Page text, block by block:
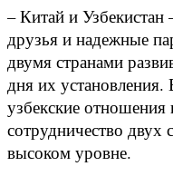
– Китай и
друзья и надежные
двумя странами
дня их
узбекские
сотрудничество двух
высоком уровне.